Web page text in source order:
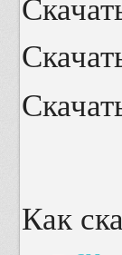
Как